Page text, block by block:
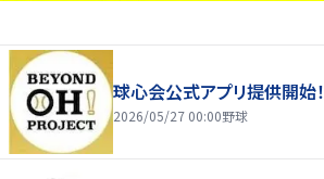
球心会公式アプリ提供開始！
2026/05/27 00:00野球